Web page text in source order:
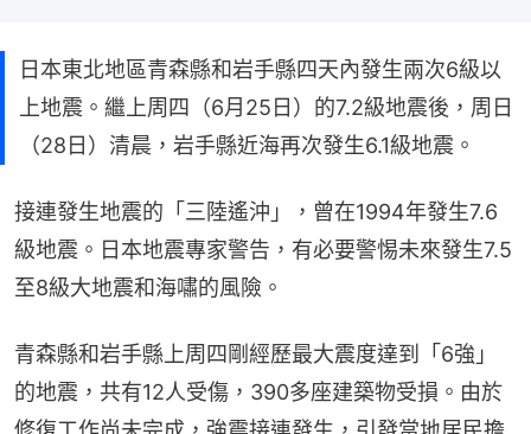
日本東北地區青森縣和岩手縣四天內發生兩次6級以
上地震。繼上周四（6月25日）的7.2級地震後，周日
（28日）清晨，岩手縣近海再次發生6.1級地震。
接連發生地震的「三陸遙沖」，曾在1994年發生7.6
級地震。日本地震專家警告，有必要警惕未來發生7.5
至8級大地震和海嘯的風險。
青森縣和岩手縣上周四剛經歷最大震度達到「6強」
的地震，共有12人受傷，390多座建築物受損。由於